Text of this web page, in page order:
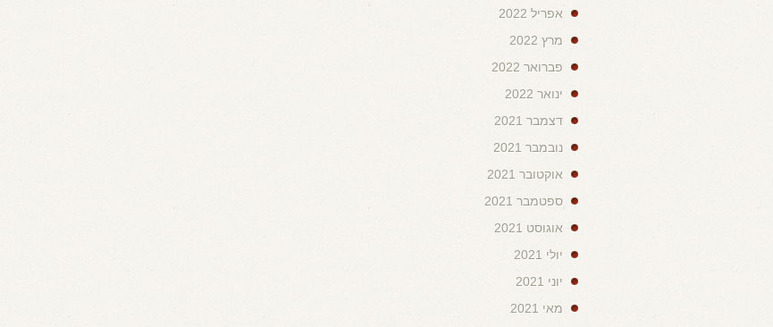
אפריל 2022
מרץ 2022
פברואר 2022
ינואר 2022
דצמבר 2021
נובמבר 2021
אוקטובר 2021
ספטמבר 2021
אוגוסט 2021
יולי 2021
יוני 2021
מאי 2021